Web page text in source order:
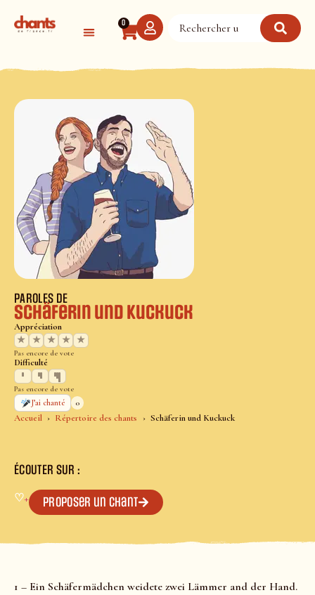
0
Accueil Répertoire des chants Schäferin und Kuckuck
PAROLES DE
Schäferin und Kuckuck
Appréciation
★
★ ★ ★ ★
Pas encore de vote
Difficulté
Pas encore de vote
J’ai chanté
0
ÉCOUTER SUR :
♡+ Proposer un chant
1 – Ein Schäfermädchen weidete zwei Lämmer and der Hand.